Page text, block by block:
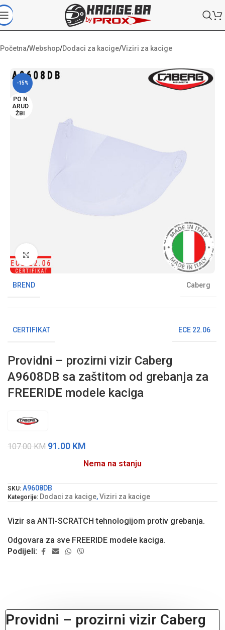
Početna/Webshop/Dodaci za kacige/Viziri za kacige
-15%
PO N
ARUD
ŽBI
Klikni da uvećaš sliku
BREND Caberg
CERTIFIKAT ECE 22.06
Providni – prozirni vizir Caberg
A9608DB sa zaštitom od grebanja za
FREERIDE modele kaciga
107.00KM 91.00 KM
Nema na stanju
SKU: A9608DB
Kategorije: Dodaci za kacige,Viziri za kacige
Vizir sa ANTI-SCRATCH tehnologijom protiv grebanja.
Odgovara za sve FREERIDE modele kaciga.
Podijeli:
Providni – prozirni vizir Caberg